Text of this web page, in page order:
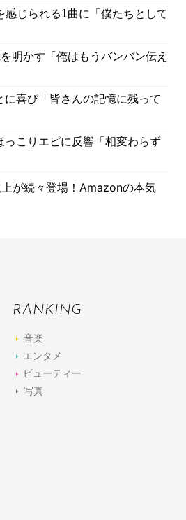
じられる1曲に「僕たちとして
明かす「俺はもうバンバン伝え
喜び「皆さんの記憶に残って
こりエピに反響「相変わらず
が続々登場！Amazonの本気
RANKING
音楽
エンタメ
ビューティー
写真